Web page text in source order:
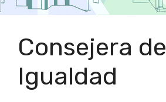
Consejera de
Igualdad